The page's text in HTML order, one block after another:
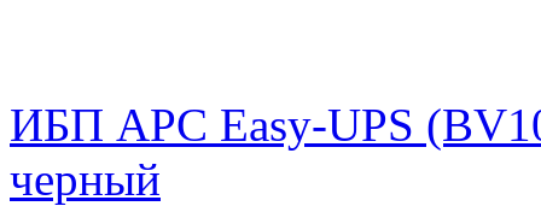
ИБП APC Easy-UPS
черный